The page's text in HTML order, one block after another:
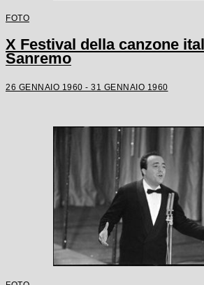
FOTO
X Festival della canzone
Sanremo
26 GENNAIO 1960 - 31 GENNAIO 1960